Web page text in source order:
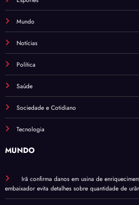
Mundo
Notícias
Política
Saúde
Sociedade e Cotidiano
Tecnologia
MUNDO
Irã confirma danos em usina de
embaixador evita detalhes sobre quantidade de